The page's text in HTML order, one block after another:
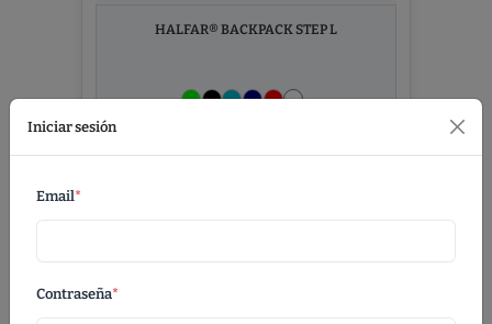
Iniciar sesión
Email *
Contraseña*
HALFAR® BACKPACK STEP L